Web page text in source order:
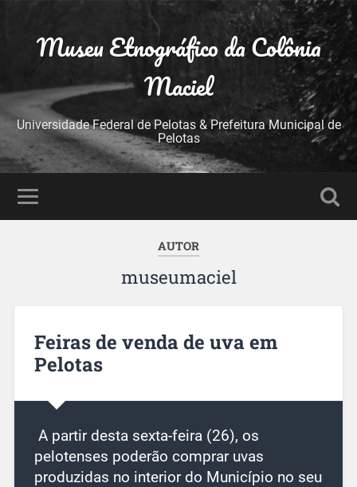
Museu Etnográfico da Colônia
Maciel
Universidade Federal de Pelotas & Prefeitura Municipal de
Pelotas
AUTOR
museumaciel
Feiras de venda de uva em
Pelotas
A partir desta sexta-feira (26), os
pelotenses poderão comprar uvas
produzidas no interior do Município no seu